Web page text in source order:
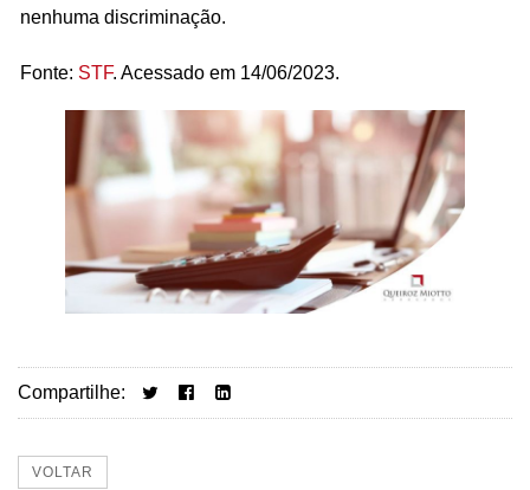
nenhuma discriminação.
Fonte: STF. Acessado em 14/06/2023.
Compartilhe:
VOLTAR